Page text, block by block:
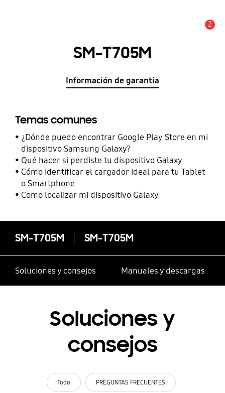
2
SM-T705M
Información de garantía
Temas comunes
¿Dónde puedo encontrar Google Play Store en mi
dispositivo Samsung Galaxy?
Qué hacer si perdiste tu dispositivo Galaxy
Cómo identificar el cargador ideal para tu Tablet
o Smartphone
Como localizar mi dispositivo Galaxy
SM-T705M SM-T705M
Soluciones y consejos Manuales y descargas
Soluciones y
consejos
Todo PREGUNTAS FRECUENTES